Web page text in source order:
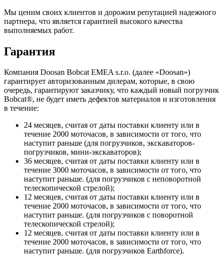
Мы ценим своих клиентов и дорожим репутацией надежного
партнера, что является гарантией высокого качества
выполняемых работ.
Гарантия
Компания Doosan Bobcat EMEA s.r.o. (далее «Doosan»)
гарантирует авторизованным дилерам, которые, в свою
очередь, гарантируют заказчику, что каждый новый погрузчик
Bobcat®, не будет иметь дефектов материалов и изготовления
в течение:
24 месяцев, считая от даты поставки клиенту или в
течение 2000 моточасов, в зависимости от того, что
наступит раньше (для погрузчиков, экскаваторов-
погрузчиков, мини-экскаваторов);
36 месяцев, считая от даты поставки клиенту или в
течение 3000 моточасов, в зависимости от того, что
наступит раньше. (для погрузчиков с неповоротной
телескопической стрелой);
12 месяцев, считая от даты поставки клиенту или в
течение 2000 моточасов, в зависимости от того, что
наступит раньше. (для погрузчиков с поворотной
телескопической стрелой);
12 месяцев, считая от даты поставки клиенту или в
течение 2000 моточасов, в зависимости от того, что
наступит раньше. (для погрузчиков Earthforce).